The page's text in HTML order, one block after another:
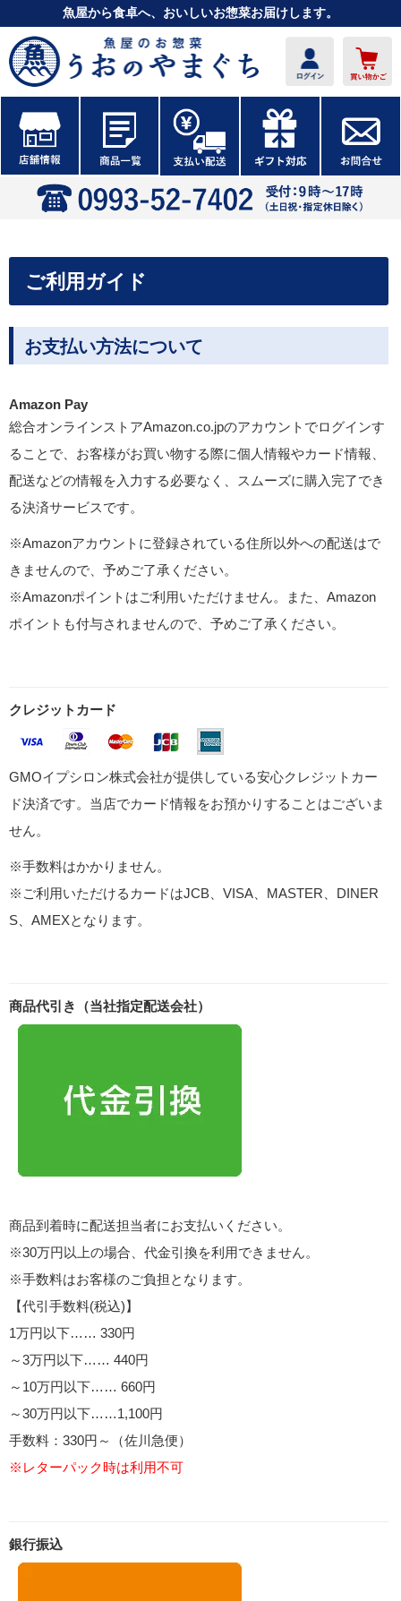
魚屋から食卓へ、おいしいお惣菜お届けします。
ご利用ガイド
お支払い方法について
Amazon Pay
総合オンラインストアAmazon.co.jpのアカウントでログインす
ることで、お客様がお買い物する際に個人情報やカード情報、
配送などの情報を入力する必要なく、スムーズに購入完了でき
る決済サービスです。
※Amazonアカウントに登録されている住所以外への配送はで
きませんので、予めご了承ください。
※Amazonポイントはご利用いただけません。また、Amazon
ポイントも付与されませんので、予めご了承ください。
クレジットカード
GMOイプシロン株式会社が提供している安心クレジットカー
ド決済です。当店でカード情報をお預かりすることはございま
せん。
※手数料はかかりません。
※ご利用いただけるカードはJCB、VISA、MASTER、DINER
S、AMEXとなります。
商品代引き（当社指定配送会社）
商品到着時に配送担当者にお支払いください。
※30万円以上の場合、代金引換を利用できません。
※手数料はお客様のご負担となります。
【代引手数料(税込)】
1万円以下…… 330円
～3万円以下…… 440円
～10万円以下…… 660円
～30万円以下……1,100円
手数料：330円～（佐川急便）
※レターパック時は利用不可
銀行振込